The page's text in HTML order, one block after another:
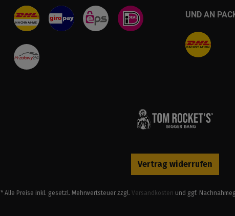
UND AN
Vertrag widerrufen
* Alle Preise inkl. gesetzl. Mehrwertsteuer zzgl. Versandkosten und ggf.